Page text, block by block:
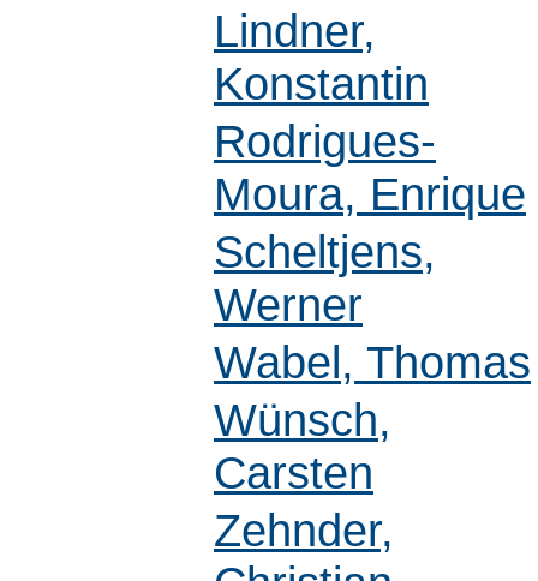
Lindner,
Konstantin
Rodrigues-
Moura, Enrique
Scheltjens,
Werner
Wabel, Thomas
Wünsch,
Carsten
Zehnder,